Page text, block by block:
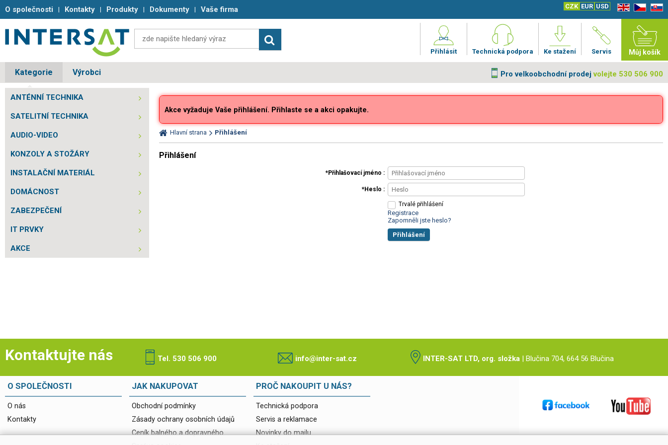
O společnosti Kontakty Produkty Dokumenty Vaše firma EN CZ SK
CZK EUR USD
Můj košík
Servis
Ke stažení
Technická podpora
Přihlásit
Kategorie Výrobci Pro velkoobchodní prodejvolejte 530 506 900
ANTÉNNÍ TECHNIKA
SATELITNÍ TECHNIKA
AUDIO-VIDEO
KONZOLY A STOŽÁRY
INSTALAČNÍ MATERIÁL
DOMÁCNOST
ZABEZPEČENÍ
IT PRVKY
AKCE
Akce vyžaduje Vaše přihlášení. Přihlaste se a akci opakujte.
Hlavní strana Přihlášení
Přihlášení
Přihlašovací jméno
Heslo
Trvalé přihlášení
Registrace
Zapomněli jste heslo?
Přihlášení
Kontaktujte nás Tel. 530 506 900 info@inter-sat.cz INTER-SAT LTD, org. složka | Blučina 704, 664 56 Blučina
O SPOLEČNOSTI
O nás
Kontakty
JAK NAKUPOVAT
Obchodní podmínky
Zásady ochrany osobních údajů
Ceník balného a dopravného
PROČ NAKOUPIT U NÁS?
Technická podpora
Servis a reklamace
Novinky do mailu